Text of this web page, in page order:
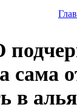
сама
в